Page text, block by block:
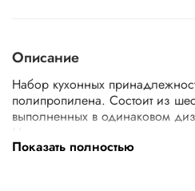
Описание
Набор кухонных
полипропилена. Состоит из
выполненных в одинаковом
для посуды с антипригарным
Показать полностью